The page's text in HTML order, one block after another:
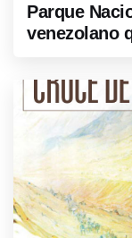
Parque
venezolano